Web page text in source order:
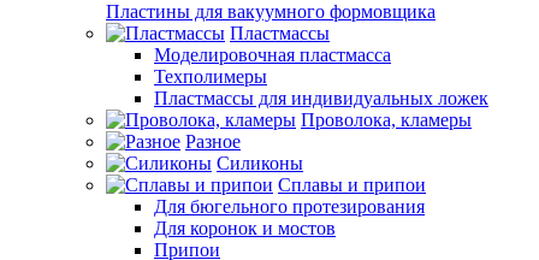
Пластины для вакуумного формовщика
Пластмассы
Моделировочная пластмасса
Техполимеры
Пластмассы для индивидуальных ложек
Проволока, кламеры
Разное
Силиконы
Сплавы и припои
Для бюгельного протезирования
Для коронок и мостов
Припои